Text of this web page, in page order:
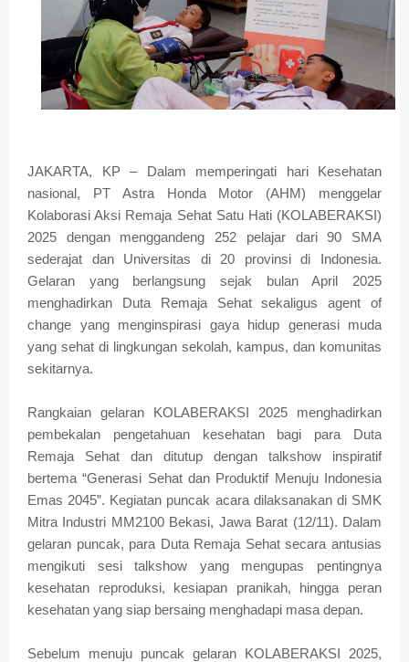
JAKARTA, KP – Dalam memperingati hari Kesehatan
nasional, PT Astra Honda Motor (AHM) menggelar
Kolaborasi Aksi Remaja Sehat Satu Hati (KOLABERAKSI)
2025 dengan menggandeng 252 pelajar dari 90 SMA
sederajat dan Universitas di 20 provinsi di Indonesia.
Gelaran yang berlangsung sejak bulan April 2025
menghadirkan Duta Remaja Sehat sekaligus agent of
change yang menginspirasi gaya hidup generasi muda
yang sehat di lingkungan sekolah, kampus, dan komunitas
sekitarnya.
Rangkaian gelaran KOLABERAKSI 2025 menghadirkan
pembekalan pengetahuan kesehatan bagi para Duta
Remaja Sehat dan ditutup dengan talkshow inspiratif
bertema “Generasi Sehat dan Produktif Menuju Indonesia
Emas 2045”. Kegiatan puncak acara dilaksanakan di SMK
Mitra Industri MM2100 Bekasi, Jawa Barat (12/11). Dalam
gelaran puncak, para Duta Remaja Sehat secara antusias
mengikuti sesi talkshow yang mengupas pentingnya
kesehatan reproduksi, kesiapan pranikah, hingga peran
kesehatan yang siap bersaing menghadapi masa depan.
Sebelum menuju puncak gelaran KOLABERAKSI 2025,